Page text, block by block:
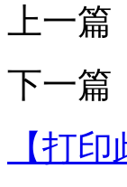
上一篇
下一篇
【打印